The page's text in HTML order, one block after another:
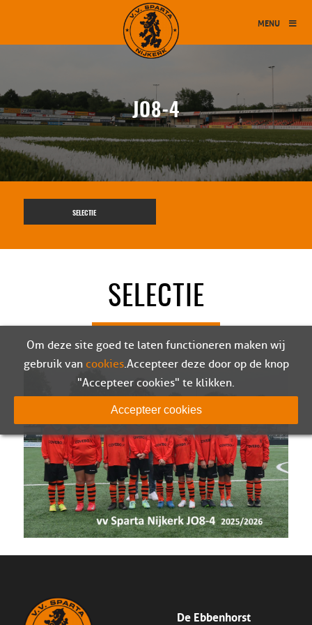
MENU
JO8-4
SELECTIE
SELECTIE
De Ebbenhorst
Om deze site goed te laten functioneren maken wij
gebruik van cookies. Accepteer deze door op de knop
"Accepteer cookies" te klikken.
Accepteer cookies